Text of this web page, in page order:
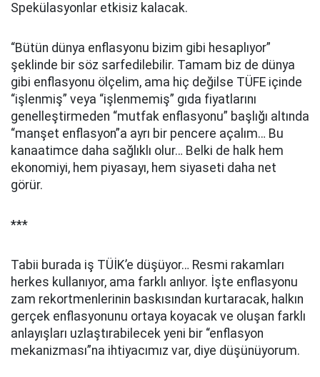
Spekülasyonlar etkisiz kalacak.
“Bütün dünya enflasyonu bizim gibi hesaplıyor”
şeklinde bir söz sarfedilebilir. Tamam biz de dünya
gibi enflasyonu ölçelim, ama hiç değilse TÜFE içinde
“işlenmiş” veya “işlenmemiş” gıda fiyatlarını
genelleştirmeden “mutfak enflasyonu” başlığı altında
“manşet enflasyon”a ayrı bir pencere açalım… Bu
kanaatimce daha sağlıklı olur… Belki de halk hem
ekonomiyi, hem piyasayı, hem siyaseti daha net
görür.
***
Tabii burada iş TÜİK’e düşüyor… Resmi rakamları
herkes kullanıyor, ama farklı anlıyor. İşte enflasyonu
zam rekortmenlerinin baskısından kurtaracak, halkın
gerçek enflasyonunu ortaya koyacak ve oluşan farklı
anlayışları uzlaştırabilecek yeni bir “enflasyon
mekanizması”na ihtiyacımız var, diye düşünüyorum.